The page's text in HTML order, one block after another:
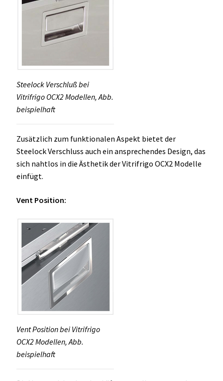
Steelock Verschluß bei
Vitrifrigo OCX2 Modellen, Abb.
beispielhaft
Zusätzlich zum funktionalen Aspekt bietet der
Steelock Verschluss auch ein ansprechendes Design, das
sich nahtlos in die Ästhetik der Vitrifrigo OCX2 Modelle
einfügt.
Vent Position:
Vent Position bei Vitrifrigo
OCX2 Modellen, Abb.
beispielhaft